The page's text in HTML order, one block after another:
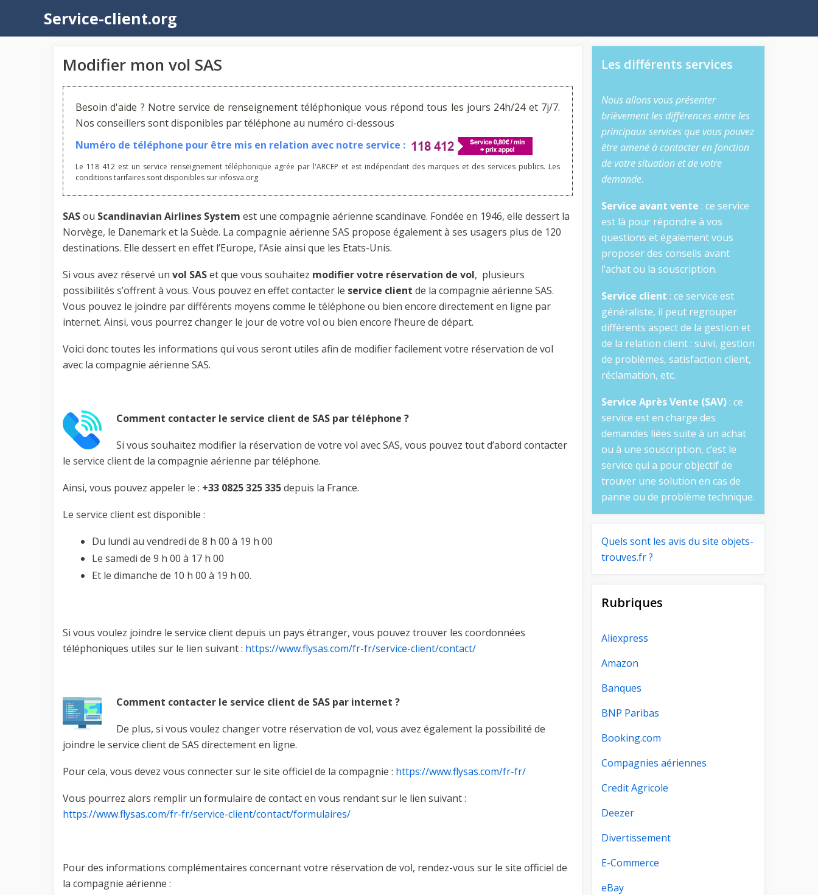
contenu
Service-client.org
Modifier mon vol SAS
Besoin d'aide ? Notre service de renseignement téléphonique vous répond tous les jours 24h/24 et 7j/7.
Nos conseillers sont disponibles par téléphone au numéro ci-dessous
Numéro de téléphone pour être mis en relation avec notre service :
Le 118 412 est un service renseignement téléphonique agrée par l'ARCEP et est indépendant des marques et des services publics. Les
conditions tarifaires sont disponibles sur infosva.org
SASou Scandinavian Airlines System est une compagnie aérienne scandinave. Fondée en 1946, elle dessert la
Norvège, le Danemark et la Suède. La compagnie aérienne SAS propose également à ses usagers plus de 120
destinations. Elle dessert en effet l’Europe, l’Asie ainsi que les Etats-Unis.
Si vous avez réservé un vol SASet que vous souhaitez modifier votre réservation de vol, plusieurs
possibilités s’offrent à vous. Vous pouvez en effet contacter le service client de la compagnie aérienne SAS.
Vous pouvez le joindre par différents moyens comme le téléphone ou bien encore directement en ligne par
internet. Ainsi, vous pourrez changer le jour de votre vol ou bien encore l’heure de départ.
Voici donc toutes les informations qui vous seront utiles afin de modifier facilement votre réservation de vol
avec la compagnie aérienne SAS.
Comment contacter le service client de SAS par téléphone ?
Si vous souhaitez modifier la réservation de votre vol avec SAS, vous pouvez tout d’abord contacter
le service client de la compagnie aérienne par téléphone.
Ainsi, vous pouvez appeler le : +33 0825 325 335depuis la France.
Le service client est disponible :
Du lundi au vendredi de 8 h 00 à 19 h 00
Le samedi de 9 h 00 à 17 h 00
Et le dimanche de 10 h 00 à 19 h 00.
Si vous voulez joindre le service client depuis un pays étranger, vous pouvez trouver les coordonnées
téléphoniques utiles sur le lien suivant : https://www.flysas.com/fr-fr/service-client/contact/
Comment contacter le service client de SAS par internet ?
De plus, si vous voulez changer votre réservation de vol, vous avez également la possibilité de
joindre le service client de SAS directement en ligne.
Pour cela, vous devez vous connecter sur le site officiel de la compagnie : https://www.flysas.com/fr-fr/
Vous pourrez alors remplir un formulaire de contact en vous rendant sur le lien suivant :
https://www.flysas.com/fr-fr/service-client/contact/formulaires/
Pour des informations complémentaires concernant votre réservation de vol, rendez-vous sur le site officiel de
la compagnie aérienne :
Les différents services
Nous allons vous présenter
brièvement les différences entre les
principaux services que vous pouvez
être amené à contacter en fonction
de votre situation et de votre
demande.
Service avant vente : ce service
est là pour répondre à vos
questions et également vous
proposer des conseils avant
l’achat ou la souscription.
Service client : ce service est
généraliste, il peut regrouper
différents aspect de la gestion et
de la relation client : suivi, gestion
de problèmes, satisfaction client,
réclamation, etc.
Service Après Vente (SAV) : ce
service est en charge des
demandes liées suite à un achat
ou à une souscription, c’est le
service qui a pour objectif de
trouver une solution en cas de
panne ou de problème technique.
Quels sont les avis du site objets-
trouves.fr ?
Rubriques
Aliexpress
Amazon
Banques
BNP Paribas
Booking.com
Compagnies aériennes
Credit Agricole
Deezer
Divertissement
E-Commerce
eBay